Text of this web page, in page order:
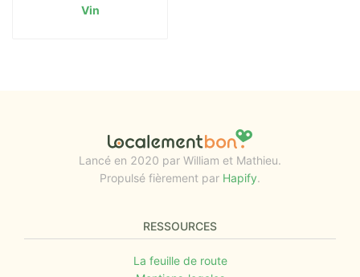
Vin
Lancé en 2020 par William et Mathieu.
Propulsé fièrement par Hapify.
RESSOURCES
La feuille de route